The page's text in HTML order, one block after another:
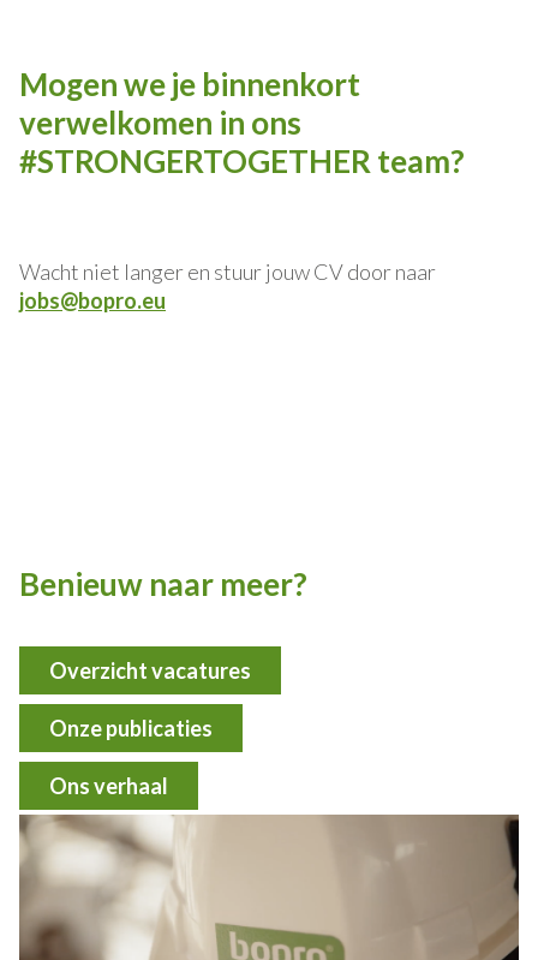
Mogen we je binnenkort
verwelkomen in ons
#STRONGERTOGETHER team?
Wacht niet langer en stuur jouw CV door naar
jobs@bopro.eu
Benieuw naar meer?
Overzicht vacatures
Onze publicaties
Ons verhaal